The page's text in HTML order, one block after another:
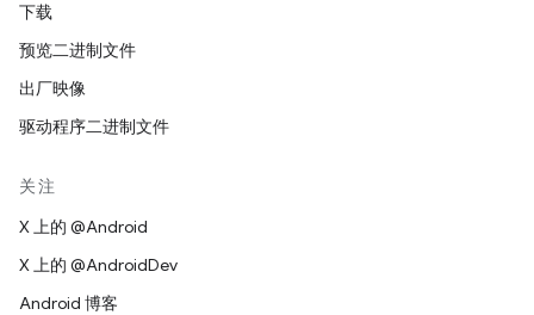
下载
预览二进制文件
出厂映像
驱动程序二进制文件
关注
X 上的 @Android
X 上的 @AndroidDev
Android 博客